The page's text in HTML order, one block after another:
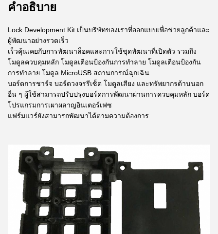
คําอธิบาย
Lock Development Kit เป็นบริษัทของเราที่ออกแบบเพื่อช่วยลูกค้าและ
ผู้พัฒนาอย่างรวดเร็ว
เร็วคุ้นเคยกับการพัฒนาล็อคและการใช้ชุดพัฒนาที่เปิดตัว รวมถึง
โมดูลควบคุมหลัก โมดูลเตือนป้องกันการทําลาย โมดูลเตือนป้องกัน
การทําลาย โมดูล MicroUSB สถานการณ์ฉุกเฉิน
บอร์ดการชาร์จ บอร์ดวงจรรีเซ็ต โมดูลเสียง และทรัพยากรด้านนอก
อื่น ๆ ผู้ใช้สามารถปรับปรุงบอร์ดการพัฒนาผ่านการควบคุมหลัก บอร์ด
โปรแกรมการเผาผลาญอินเตอร์เฟซ
แฟร์มแวร์ยังสามารถพัฒนาได้ตามความต้องการ